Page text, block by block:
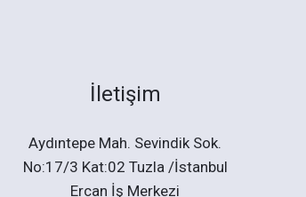
İletişim
Aydıntepe Mah. Sevindik Sok.
No:17/3 Kat:02 Tuzla /İstanbul
Ercan İş Merkezi